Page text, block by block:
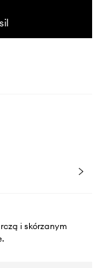
i skórzanym